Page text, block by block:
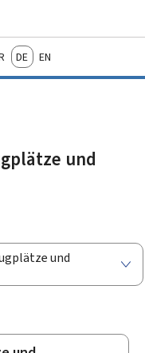
DeutschEnglish
und
und